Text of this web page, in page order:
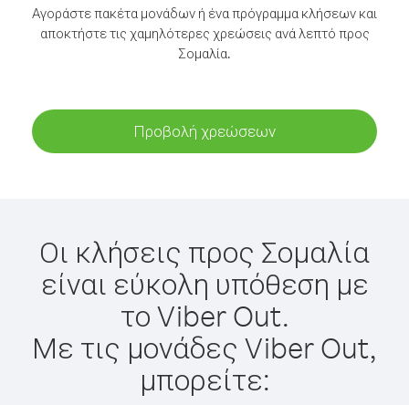
Αγοράστε πακέτα μονάδων ή ένα πρόγραμμα κλήσεων και
αποκτήστε τις χαμηλότερες χρεώσεις ανά λεπτό προς
Σομαλία.
Προβολή χρεώσεων
Οι κλήσεις προς Σομαλία
είναι εύκολη υπόθεση με
το Viber Out.
Με τις μονάδες Viber Out,
μπορείτε: